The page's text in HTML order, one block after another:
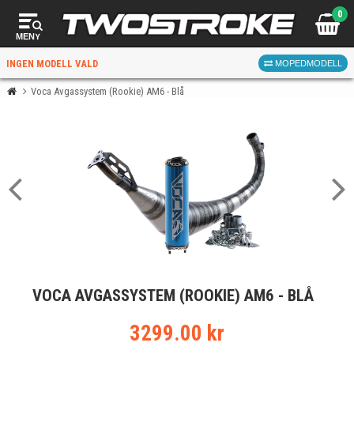
MENY
0
INGEN MODELL VALD MOPEDMODELL
FÖR RÄTT DELAR
När du valt kommer butiken visa delar för vald moped
Voca Avgassystem (Rookie) AM6 - Blå
VOCA AVGASSYSTEM (ROOKIE) AM6 - BLÅ
3299.00 kr